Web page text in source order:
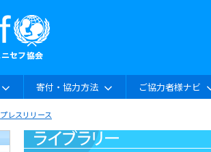
寄付・協力方法 ご協力者様ナビ
プレスリリース